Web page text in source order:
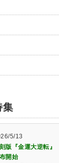
集
5/13
版『金運大逆転』
開始